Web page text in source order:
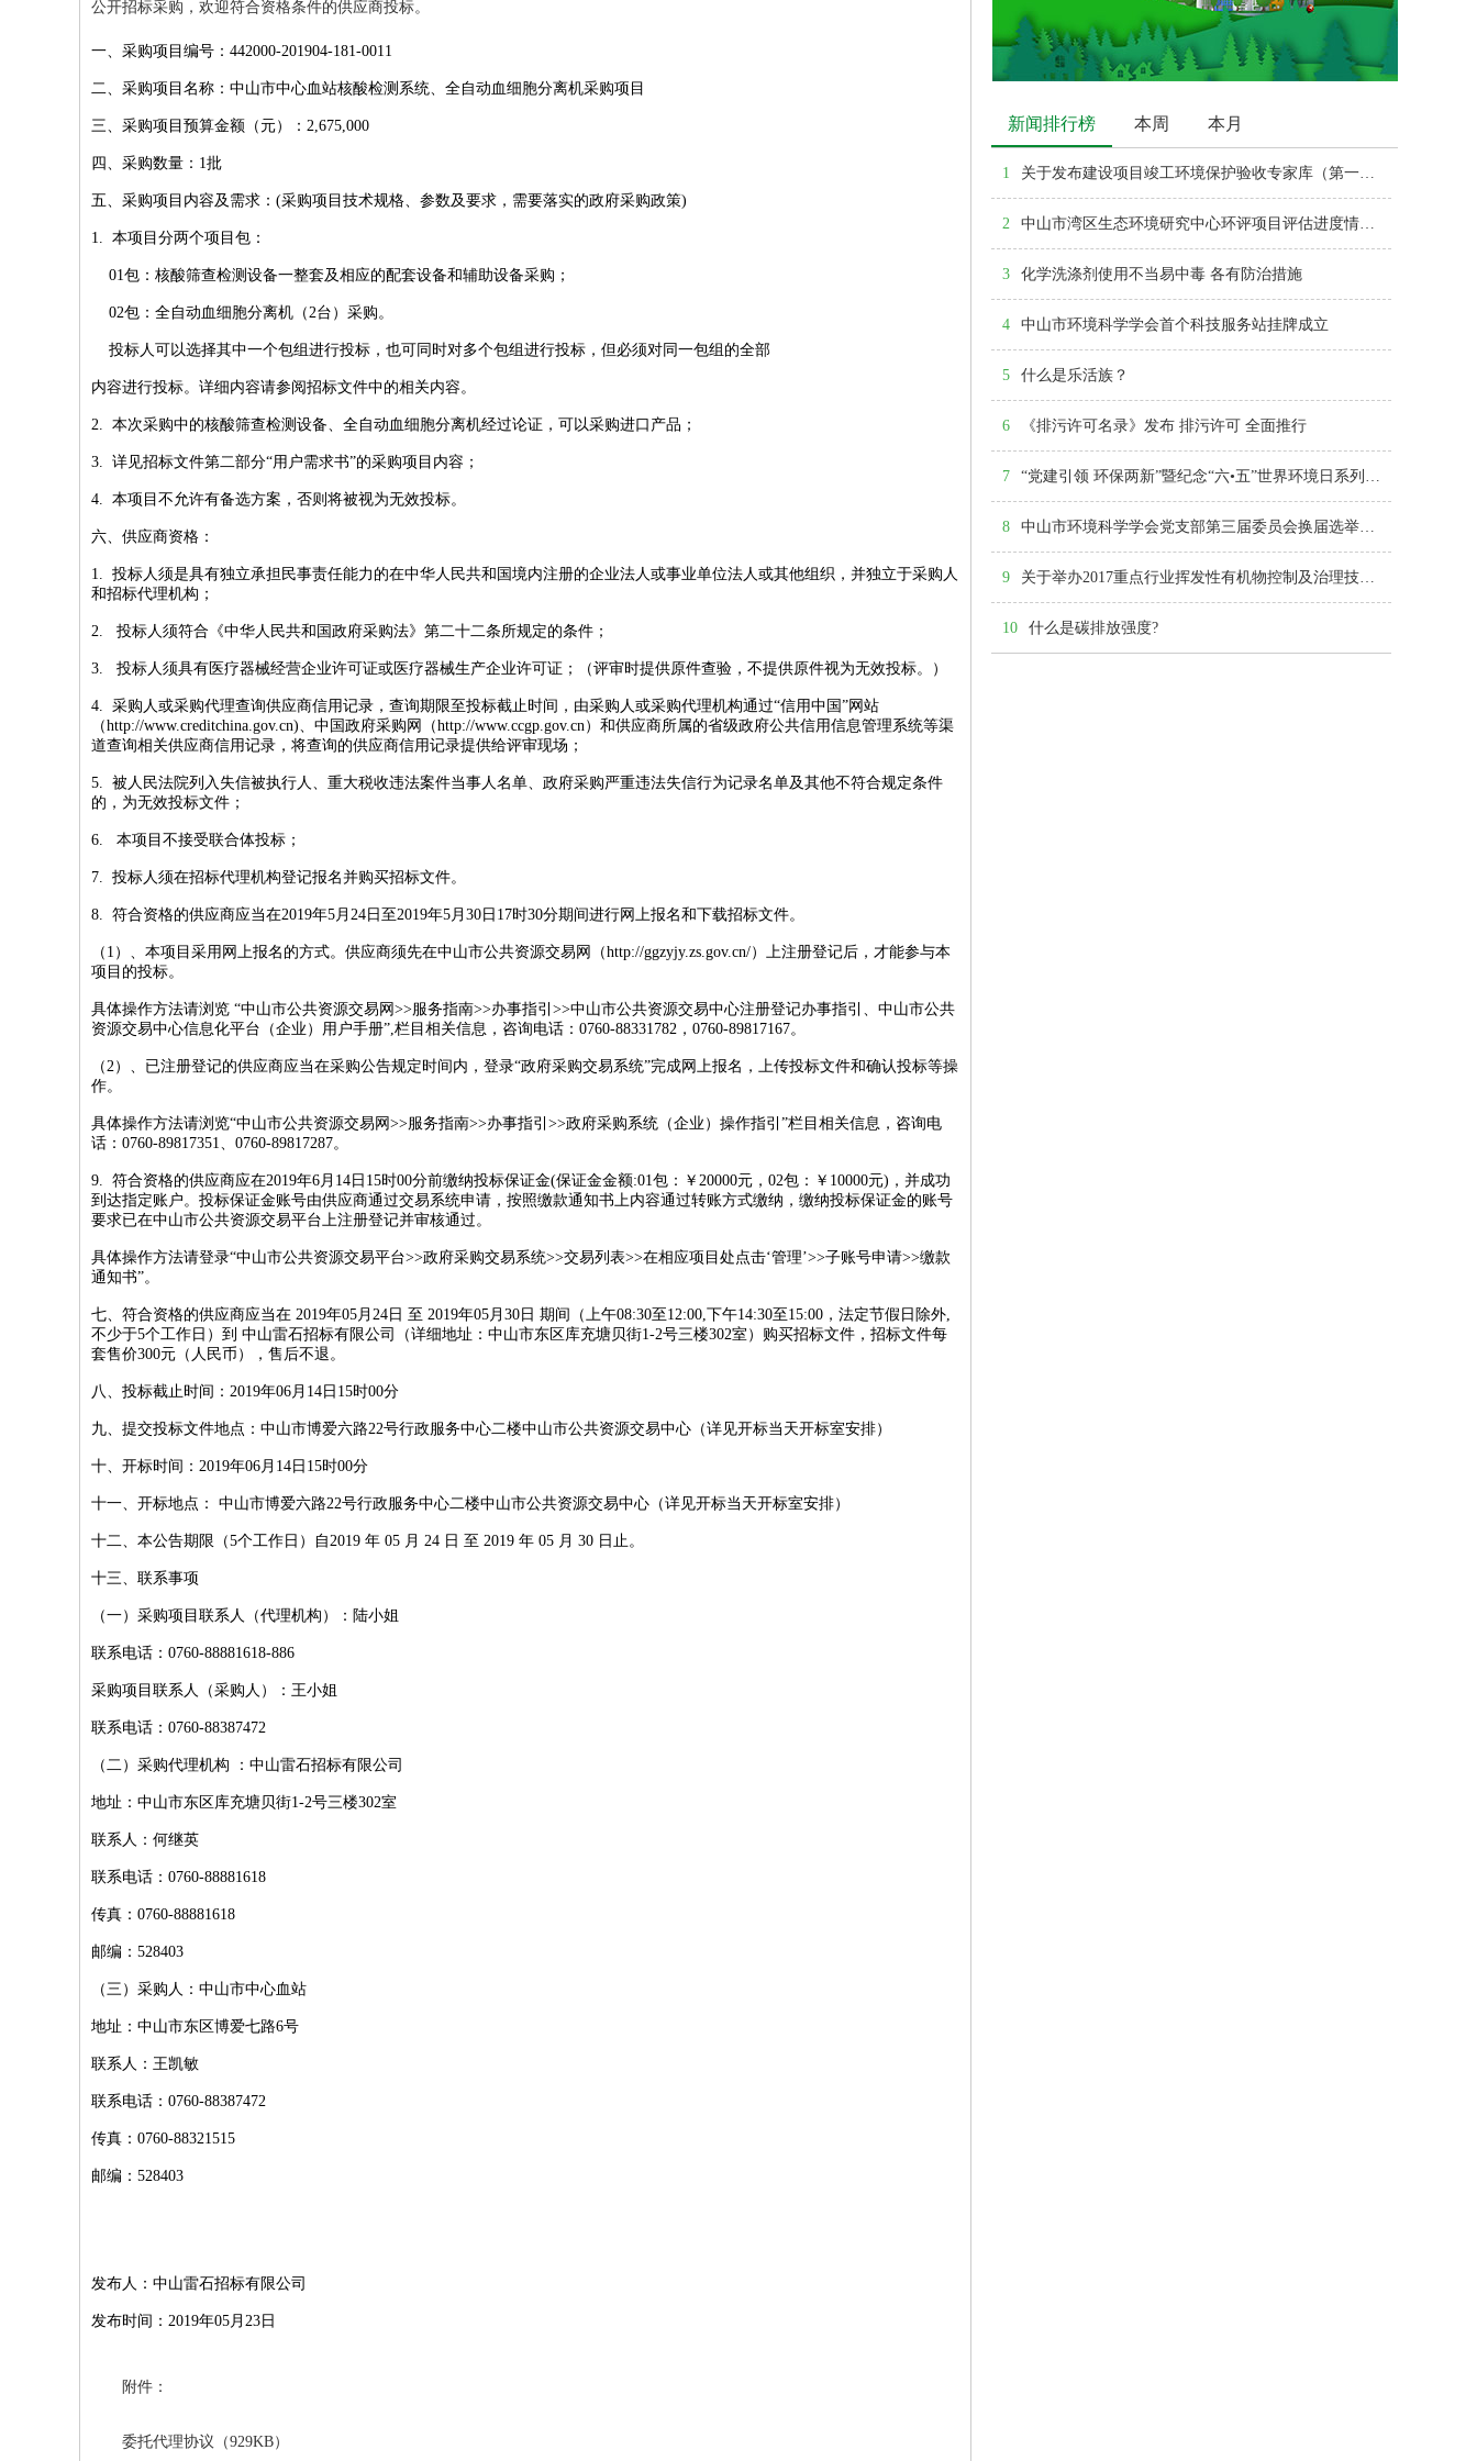
公开招标采购，欢迎符合资格条件的供应商投标。
一、采购项目编号：442000-201904-181-0011
二、采购项目名称：中山市中心血站核酸检测系统、全自动血细胞分离机采购项目
三、采购项目预算金额（元）：2,675,000
四、采购数量：1批
五、采购项目内容及需求：(采购项目技术规格、参数及要求，需要落实的政府采购政策)
1. 本项目分两个项目包：
01包：核酸筛查检测设备一整套及相应的配套设备和辅助设备采购；
02包：全自动血细胞分离机（2台）采购。
投标人可以选择其中一个包组进行投标，也可同时对多个包组进行投标，但必须对同一包组的全部
内容进行投标。详细内容请参阅招标文件中的相关内容。
2. 本次采购中的核酸筛查检测设备、全自动血细胞分离机经过论证，可以采购进口产品；
3. 详见招标文件第二部分“用户需求书”的采购项目内容；
4. 本项目不允许有备选方案，否则将被视为无效投标。
六、供应商资格：
1. 投标人须是具有独立承担民事责任能力的在中华人民共和国境内注册的企业法人或事业单位法人或其他组织，并独立于采购人
和招标代理机构；
2. 投标人须符合《中华人民共和国政府采购法》第二十二条所规定的条件；
3. 投标人须具有医疗器械经营企业许可证或医疗器械生产企业许可证；（评审时提供原件查验，不提供原件视为无效投标。）
4. 采购人或采购代理查询供应商信用记录，查询期限至投标截止时间，由采购人或采购代理机构通过“信用中国”网站
（http://www.creditchina.gov.cn)、中国政府采购网（http://www.ccgp.gov.cn）和供应商所属的省级政府公共信用信息管理系统等渠
道查询相关供应商信用记录，将查询的供应商信用记录提供给评审现场；
5. 被人民法院列入失信被执行人、重大税收违法案件当事人名单、政府采购严重违法失信行为记录名单及其他不符合规定条件
的，为无效投标文件；
6. 本项目不接受联合体投标；
7. 投标人须在招标代理机构登记报名并购买招标文件。
8. 符合资格的供应商应当在2019年5月24日至2019年5月30日17时30分期间进行网上报名和下载招标文件。
（1）、本项目采用网上报名的方式。供应商须先在中山市公共资源交易网（http://ggzyjy.zs.gov.cn/）上注册登记后，才能参与本
项目的投标。
具体操作方法请浏览 “中山市公共资源交易网>>服务指南>>办事指引>>中山市公共资源交易中心注册登记办事指引、中山市公共
资源交易中心信息化平台（企业）用户手册”,栏目相关信息，咨询电话：0760-88331782，0760-89817167。
（2）、已注册登记的供应商应当在采购公告规定时间内，登录“政府采购交易系统”完成网上报名，上传投标文件和确认投标等操
作。
具体操作方法请浏览“中山市公共资源交易网>>服务指南>>办事指引>>政府采购系统（企业）操作指引”栏目相关信息，咨询电
话：0760-89817351、0760-89817287。
9. 符合资格的供应商应在2019年6月14日15时00分前缴纳投标保证金(保证金金额:01包：￥20000元，02包：￥10000元)，并成功
到达指定账户。投标保证金账号由供应商通过交易系统申请，按照缴款通知书上内容通过转账方式缴纳，缴纳投标保证金的账号
要求已在中山市公共资源交易平台上注册登记并审核通过。
具体操作方法请登录“中山市公共资源交易平台>>政府采购交易系统>>交易列表>>在相应项目处点击‘管理’>>子账号申请>>缴款
通知书”。
七、符合资格的供应商应当在 2019年05月24日 至 2019年05月30日 期间（上午08:30至12:00,下午14:30至15:00，法定节假日除外,
不少于5个工作日）到 中山雷石招标有限公司（详细地址：中山市东区库充塘贝街1-2号三楼302室）购买招标文件，招标文件每
套售价300元（人民币），售后不退。
八、投标截止时间：2019年06月14日15时00分
九、提交投标文件地点：中山市博爱六路22号行政服务中心二楼中山市公共资源交易中心（详见开标当天开标室安排）
十、开标时间：2019年06月14日15时00分
十一、开标地点： 中山市博爱六路22号行政服务中心二楼中山市公共资源交易中心（详见开标当天开标室安排）
十二、本公告期限（5个工作日）自2019 年 05 月 24 日 至 2019 年 05 月 30 日止。
十三、联系事项
（一）采购项目联系人（代理机构）：陆小姐
联系电话：0760-88881618-886
采购项目联系人（采购人）：王小姐
联系电话：0760-88387472
（二）采购代理机构 ：中山雷石招标有限公司
地址：中山市东区库充塘贝街1-2号三楼302室
联系人：何继英
联系电话：0760-88881618
传真：0760-88881618
邮编：528403
（三）采购人：中山市中心血站
地址：中山市东区博爱七路6号
联系人：王凯敏
联系电话：0760-88387472
传真：0760-88321515
邮编：528403
发布人：中山雷石招标有限公司
发布时间：2019年05月23日
附件：
委托代理协议（929KB）
新闻排行榜 本周 本月
1 关于发布建设项目竣工环境保护验收专家库（第一批）的通告
2 中山市湾区生态环境研究中心环评项目评估进度情况查询
3 化学洗涤剂使用不当易中毒 各有防治措施
4 中山市环境科学学会首个科技服务站挂牌成立
5 什么是乐活族？
6 《排污许可名录》发布 排污许可 全面推行
7 “党建引领 环保两新”暨纪念“六•五”世界环境日系列活动启动
8 中山市环境科学学会党支部第三届委员会换届选举大会顺利召开
9 关于举办2017重点行业挥发性有机物控制及治理技术交流会的通知（第二轮）
10 什么是碳排放强度?